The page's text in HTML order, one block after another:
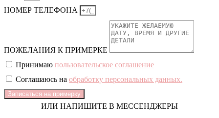
НОМЕР ТЕЛЕФОНА
ПОЖЕЛАНИЯ К ПРИМЕРКЕ
Принимаю пользовательское соглашение
Соглашаюсь на обработку персональных данных.
Записаться на примерку
ИЛИ НАПИШИТЕ В МЕССЕНДЖЕРЫ